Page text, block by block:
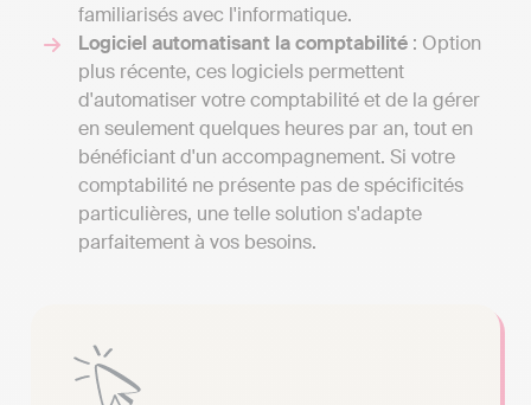
familiarisés avec l'informatique.
Logiciel automatisant la comptabilité : Option
plus récente, ces logiciels permettent
d'automatiser votre comptabilité et de la gérer
en seulement quelques heures par an, tout en
bénéficiant d'un accompagnement. Si votre
comptabilité ne présente pas de spécificités
particulières, une telle solution s'adapte
parfaitement à vos besoins.